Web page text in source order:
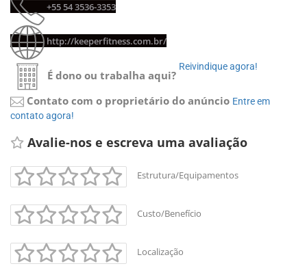
+55 54 3536-3353
http://keeperfitness.com.br/
É dono ou trabalha aqui?
Reivindique agora!
Contato com o proprietário do anúncio Entre em
contato agora!
Avalie-nos e escreva uma avaliação
Estrutura/Equipamentos
Custo/Benefício
Localização